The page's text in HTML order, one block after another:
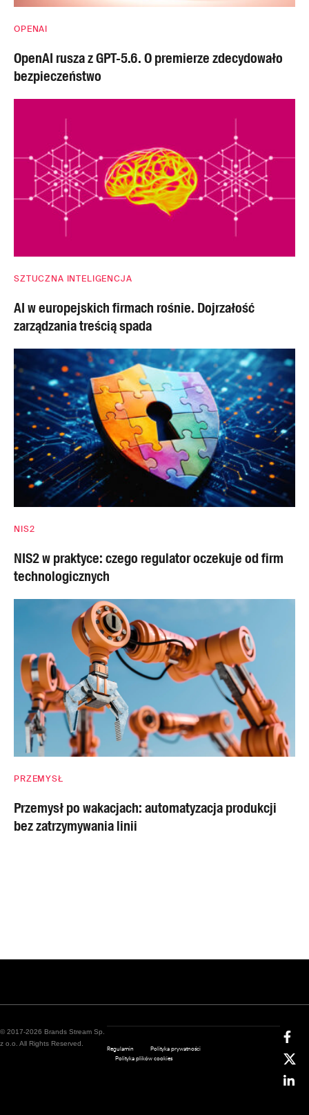
OPENAI
OpenAI rusza z GPT-5.6. O premierze zdecydowało
bezpieczeństwo
SZTUCZNA INTELIGENCJA
AI w europejskich firmach rośnie. Dojrzałość
zarządzania treścią spada
NIS2
NIS2 w praktyce: czego regulator oczekuje od firm
technologicznych
PRZEMYSŁ
Przemysł po wakacjach: automatyzacja produkcji
bez zatrzymywania linii
© 2017-2026 Brands Stream Sp.
z o.o. All Rights Reserved.
Regulamin
Polityka prywatności
Polityka plików cookies